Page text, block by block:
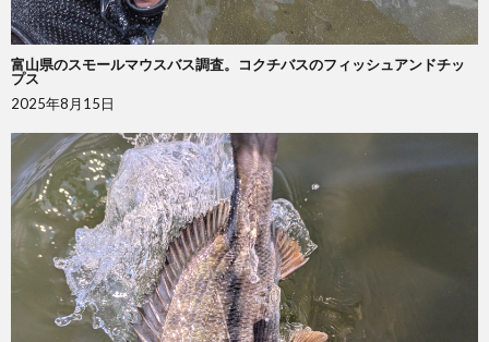
富山県のスモールマウスバス調査。コクチバスのフィッシュアンドチッ
プス
2025年8月15日